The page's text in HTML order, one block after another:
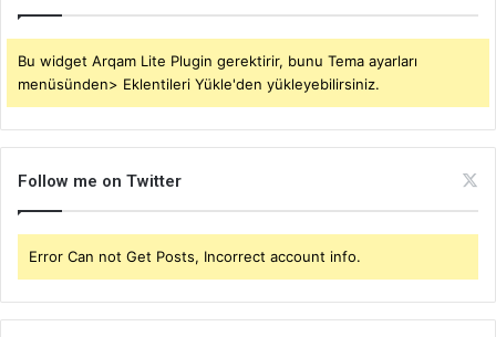
Bu widget Arqam Lite Plugin gerektirir, bunu Tema ayarları
menüsünden> Eklentileri Yükle'den yükleyebilirsiniz.
Follow me on Twitter
Error Can not Get Posts, Incorrect account info.